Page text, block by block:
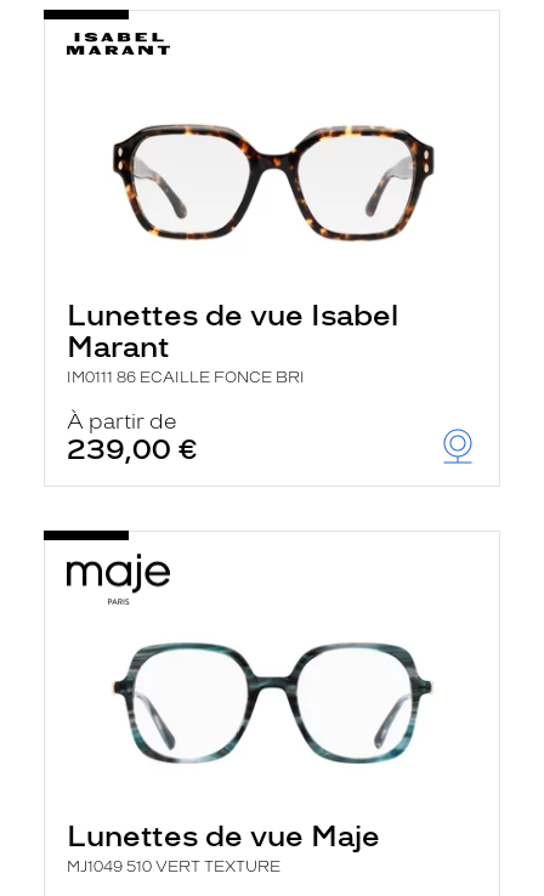
Lunettes de vue Isabel
Marant
IM0111 86 ECAILLE FONCE BRI
À partir de
239,00 €
Lunettes de vue Maje
MJ1049 510 VERT TEXTURE